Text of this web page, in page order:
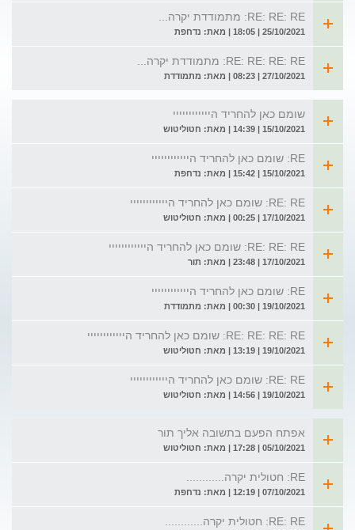
RE: RE: RE: מתמודדת יקרה...
25/10/2021 | 18:05 | מאת: נדחפת
RE: RE: RE: RE: מתמודדת יקרה...
27/10/2021 | 08:23 | מאת: מתמודדת
שומם כאן להחריד היייייייייייי
15/10/2021 | 14:39 | מאת: חטוליטוש
RE: שומם כאן להחריד היייייייייייי
15/10/2021 | 15:42 | מאת: נדחפת
RE: RE: שומם כאן להחריד היייייייייייי
17/10/2021 | 00:25 | מאת: חטוליטוש
RE: RE: RE: שומם כאן להחריד היייייייייייי
17/10/2021 | 23:48 | מאת: תור
RE: שומם כאן להחריד היייייייייייי
19/10/2021 | 00:30 | מאת: מתמודדת
RE: RE: RE: RE: שומם כאן להחריד היייייייייייי
19/10/2021 | 13:19 | מאת: חטוליטוש
RE: RE: שומם כאן להחריד היייייייייייי
19/10/2021 | 14:56 | מאת: חטוליטוש
אפתח הפעם בתשובה אליך תור
05/10/2021 | 17:28 | מאת: חטוליטוש
RE: חטולית יקרה............
07/10/2021 | 12:19 | מאת: נדחפת
RE: RE: חטולית יקרה............